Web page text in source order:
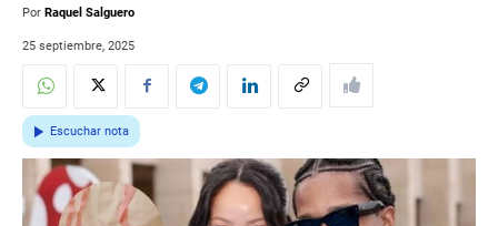
Por Raquel Salguero
25 septiembre, 2025
Escuchar nota